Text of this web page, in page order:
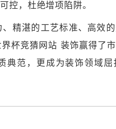
控，杜绝增项陷阱。
精湛的工艺标准、高效
杯竞猜网站 装饰赢得了
典范，更成为装饰领域屈